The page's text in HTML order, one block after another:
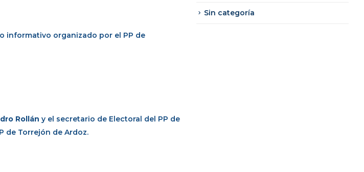
informativo organizado por el PP de
Rollán y el secretario de Electoral del PP de
de Torrejón de Ardoz.
Sin categoría